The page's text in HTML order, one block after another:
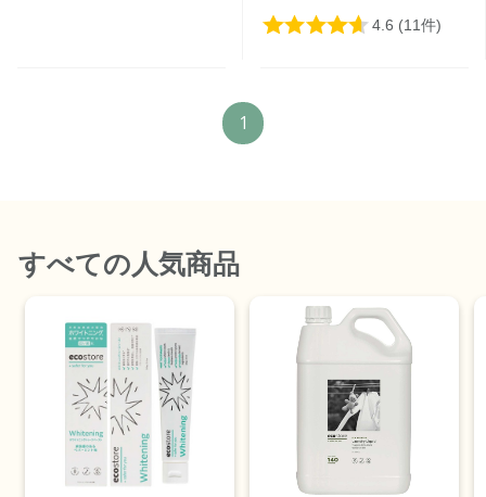
1
すべての人気商品